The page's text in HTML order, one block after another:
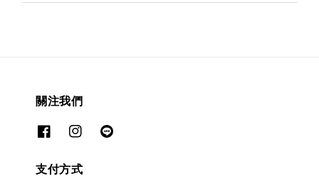
關注我們
支付方式